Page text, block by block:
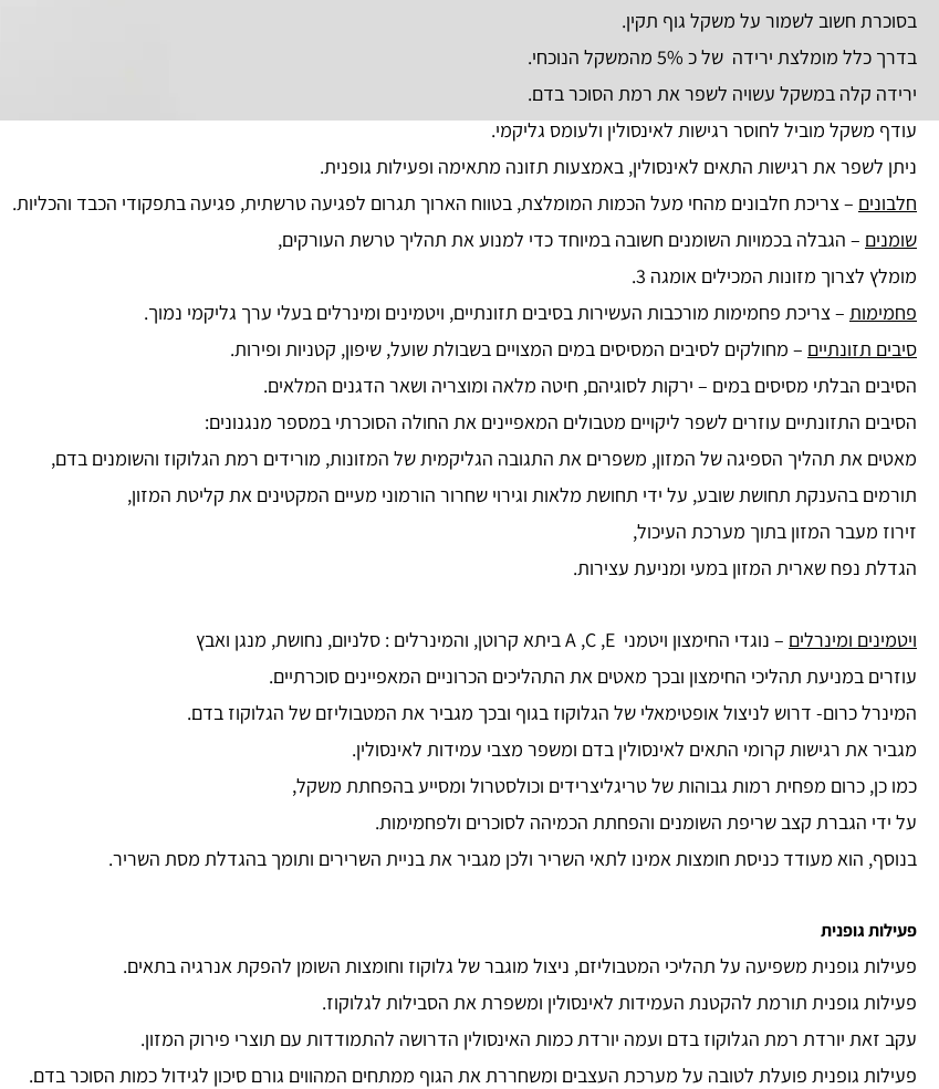
בסוכרת חשוב לשמור על משקל גוף תקין.
בדרך כלל מומלצת ירידה של כ 5% מהמשקל הנוכחי.
ירידה קלה במשקל עשויה לשפר את רמת הסוכר בדם.
עודף משקל מוביל לחוסר רגישות לאינסולין ולעומס גליקמי.
ניתן לשפר את רגישות התאים לאינסולין, באמצעות תזונה מתאימה ופעילות גופנית.
חלבונים – צריכת חלבונים מהחי מעל הכמות המומלצת, בטווח הארוך תגרום לפגיעה טרשתית, פגיעה בתפקודי הכבד והכליות.
שומנים – הגבלה בכמויות השומנים חשובה במיוחד כדי למנוע את תהליך טרשת העורקים,
מומלץ לצרוך מזונות המכילים אומגה 3.
פחמימות – צריכת פחמימות מורכבות העשירות בסיבים תזונתיים, ויטמינים ומינרלים בעלי ערך גליקמי נמוך.
סיבים תזונתיים – מחולקים לסיבים המסיסים במים המצויים בשבולת שועל, שיפון, קטניות ופירות.
הסיבים הבלתי מסיסים במים – ירקות לסוגיהם, חיטה מלאה ומוצריה ושאר הדגנים המלאים.
הסיבים התזונתיים עוזרים לשפר ליקויים מטבולים המאפיינים את החולה הסוכרתי במספר מנגנונים:
מאטים את תהליך הספיגה של המזון, משפרים את התגובה הגליקמית של המזונות, מורידים רמת הגלוקוז והשומנים בדם,
תורמים בהענקת תחושת שובע, על ידי תחושת מלאות וגירוי שחרור הורמוני מעיים המקטינים את קליטת המזון,
זירוז מעבר המזון בתוך מערכת העיכול,
הגדלת נפח שארית המזון במעי ומניעת עצירות.
ויטמינים ומינרלים – נוגדי החימצון ויטמני A ,C ,E ביתא קרוטן, והמינרלים : סלניום, נחושת, מנגן ואבץ
עוזרים במניעת תהליכי החימצון ובכך מאטים את התהליכים הכרוניים המאפיינים סוכרתיים.
המינרל כרום- דרוש לניצול אופטימאלי של הגלוקוז בגוף ובכך מגביר את המטבוליזם של הגלוקוז בדם.
מגביר את רגישות קרומי התאים לאינסולין בדם ומשפר מצבי עמידות לאינסולין.
כמו כן, כרום מפחית רמות גבוהות של טריגליצרידים וכולסטרול ומסייע בהפחתת משקל,
על ידי הגברת קצב שריפת השומנים והפחתת הכמיהה לסוכרים ולפחמימות.
בנוסף, הוא מעודד כניסת חומצות אמינו לתאי השריר ולכן מגביר את בניית השרירים ותומך בהגדלת מסת השריר.
פעילות גופנית
פעילות גופנית משפיעה על תהליכי המטבוליזם, ניצול מוגבר של גלוקוז וחומצות השומן להפקת אנרגיה בתאים.
פעילות גופנית תורמת להקטנת העמידות לאינסולין ומשפרת את הסבילות לגלוקוז.
עקב זאת יורדת רמת הגלוקוז בדם ועמה יורדת כמות האינסולין הדרושה להתמודדות עם תוצרי פירוק המזון.
פעילות גופנית פועלת לטובה על מערכת העצבים ומשחררת את הגוף ממתחים המהווים גורם סיכון לגידול כמות הסוכר בדם.